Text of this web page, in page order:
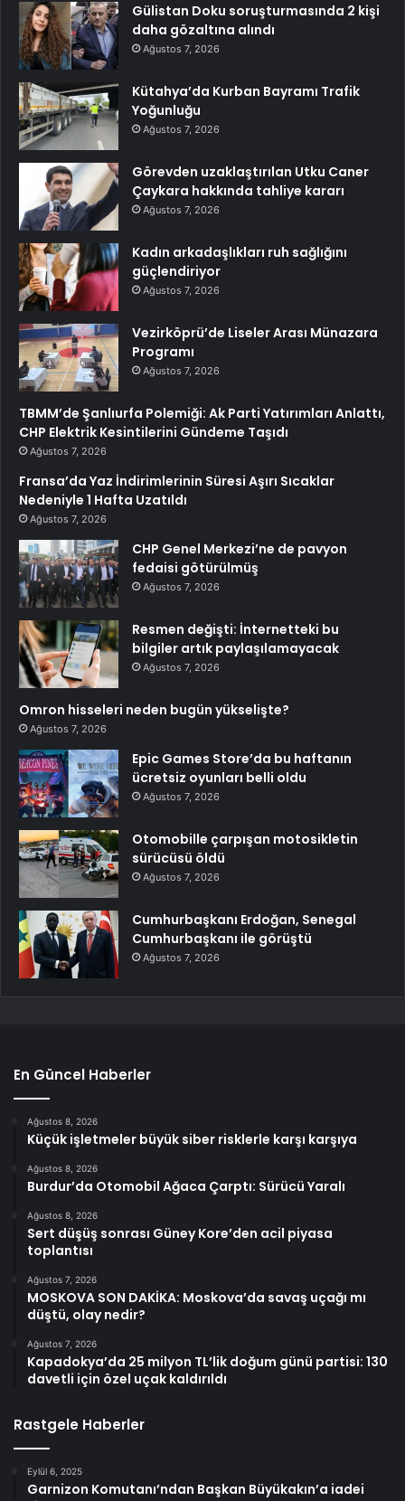
Gülistan Doku soruşturmasında 2 kişi
daha gözaltına alındı
Ağustos 7, 2026
Kütahya’da Kurban Bayramı Trafik
Yoğunluğu
Ağustos 7, 2026
Görevden uzaklaştırılan Utku Caner
Çaykara hakkında tahliye kararı
Ağustos 7, 2026
Kadın arkadaşlıkları ruh sağlığını
güçlendiriyor
Ağustos 7, 2026
Vezirköprü’de Liseler Arası Münazara
Programı
Ağustos 7, 2026
TBMM’de Şanlıurfa Polemiği: Ak Parti Yatırımları Anlattı,
CHP Elektrik Kesintilerini Gündeme Taşıdı
Ağustos 7, 2026
Fransa’da Yaz İndirimlerinin Süresi Aşırı Sıcaklar
Nedeniyle 1 Hafta Uzatıldı
Ağustos 7, 2026
CHP Genel Merkezi’ne de pavyon
fedaisi götürülmüş
Ağustos 7, 2026
Resmen değişti: İnternetteki bu
bilgiler artık paylaşılamayacak
Ağustos 7, 2026
Omron hisseleri neden bugün yükselişte?
Ağustos 7, 2026
Epic Games Store’da bu haftanın
ücretsiz oyunları belli oldu
Ağustos 7, 2026
Otomobille çarpışan motosikletin
sürücüsü öldü
Ağustos 7, 2026
Cumhurbaşkanı Erdoğan, Senegal
Cumhurbaşkanı ile görüştü
Ağustos 7, 2026
En Güncel Haberler
Ağustos 8, 2026
Küçük işletmeler büyük siber risklerle karşı karşıya
Ağustos 8, 2026
Burdur’da Otomobil Ağaca Çarptı: Sürücü Yaralı
Ağustos 8, 2026
Sert düşüş sonrası Güney Kore’den acil piyasa
toplantısı
Ağustos 7, 2026
MOSKOVA SON DAKİKA: Moskova’da savaş uçağı mı
düştü, olay nedir?
Ağustos 7, 2026
Kapadokya’da 25 milyon TL’lik doğum günü partisi: 130
davetli için özel uçak kaldırıldı
Rastgele Haberler
Eylül 6, 2025
Garnizon Komutanı’ndan Başkan Büyükakın’a iadei